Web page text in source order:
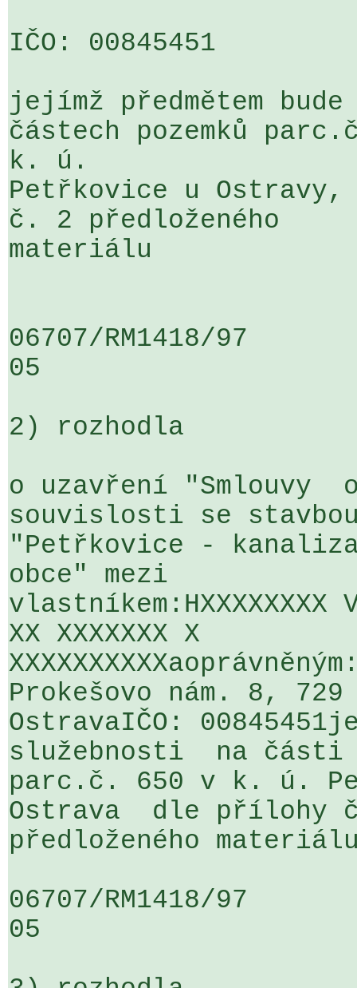
IČO: 00845451
jejímž předmětem
částech pozemků
k. ú.
Petřkovice u
č. 2 předloženého
materiálu
06707/RM1418/
05
2) rozhodla
o uzavření "Smlouvy
souvislosti se
"Petřkovice -
obce" mezi
vlastníkem:HXXXXXXXX
XX XXXXXXX X
Prokešovo nám. 8,
OstravaIČO:
služebnosti  na části
parc.č. 650 v k. ú.
Ostrava  dle přílohy
předloženého
06707/RM1418/
05